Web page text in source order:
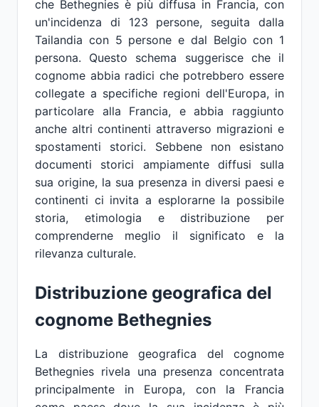
che Bethegnies è più diffusa in Francia, con
un'incidenza di 123 persone, seguita dalla
Tailandia con 5 persone e dal Belgio con 1
persona. Questo schema suggerisce che il
cognome abbia radici che potrebbero essere
collegate a specifiche regioni dell'Europa, in
particolare alla Francia, e abbia raggiunto
anche altri continenti attraverso migrazioni e
spostamenti storici. Sebbene non esistano
documenti storici ampiamente diffusi sulla
sua origine, la sua presenza in diversi paesi e
continenti ci invita a esplorarne la possibile
storia, etimologia e distribuzione per
comprenderne meglio il significato e la
rilevanza culturale.
Distribuzione geografica del
cognome Bethegnies
La distribuzione geografica del cognome
Bethegnies rivela una presenza concentrata
principalmente in Europa, con la Francia